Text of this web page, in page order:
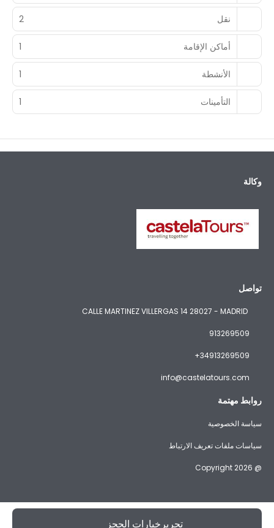
تحريرخيارات الحجز
نقل 2
أماكن الإقامة 1
الأنشطة 1
التأمينات 1
وكالة
تواصل
913269509
+34913269509
info@castelatours.com
روابط مهتمة
سياسة الخصوصية
سياسات ملفات تعريف الارتباط
@ Copyright 2026